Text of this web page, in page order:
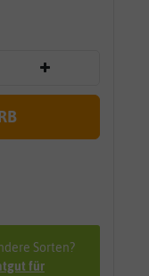
Sorten?
für